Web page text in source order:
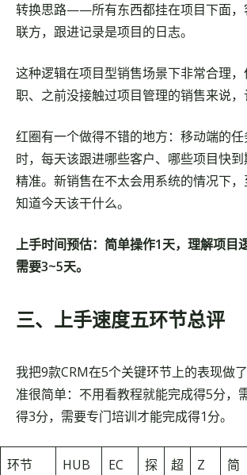
转换思路——所有东西都挂在项目下面，
联方，跟进记录是项目的日志。
这种逻辑在项目型销售场景下非常合理
职、之前没接触过项目管理的销售来说，
红圈有一个做得不错的地方：移动端的
时，每天该跟进哪些客户、哪些项目快
精准。新销售在不太会用系统的情况下
知道今天该干什么。
上手时间预估：简单操作1天，理解项目
需要3~5天。
三、上手速度五环节总评
我把9款CRM在5个关键环节上的表现做
准很简单：不用看教程就能完成得5分，
得3分，需要专门培训才能完成得1分。
环节
HUB
EC
探
超
Z
简